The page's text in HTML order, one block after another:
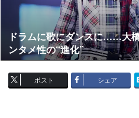
ドラムに歌にダンスに……大
ンタメ性の“進化”
ポスト シェア